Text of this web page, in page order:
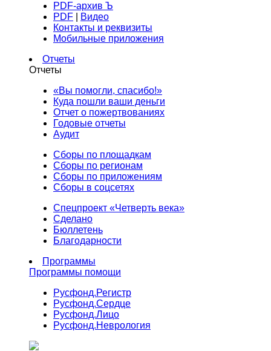
PDF-архив Ъ
PDF
Видео
Контакты и реквизиты
Мобильные приложения
Отчеты
Отчеты
«Вы помогли, спасибо!»
Куда пошли ваши деньги
Отчет о пожертвованиях
Годовые отчеты
Аудит
Сборы по площадкам
Сборы по регионам
Сборы по приложениям
Сборы в соцсетях
Спецпроект «Четверть века»
Сделано
Бюллетень
Благодарности
Программы
Программы помощи
Русфонд.Регистр
Русфонд.Сердце
Русфонд.Лицо
Русфонд.Неврология